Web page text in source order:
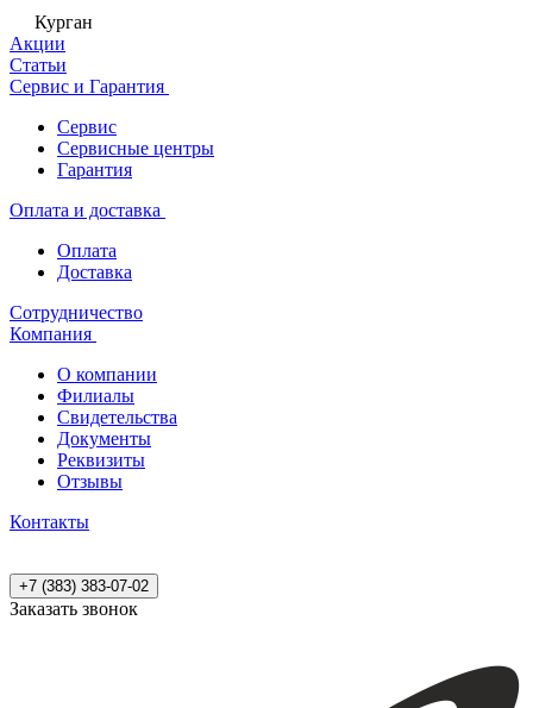
Курган
Акции
Статьи
Сервис и Гарантия
Сервис
Сервисные центры
Гарантия
Оплата и доставка
Оплата
Доставка
Сотрудничество
Компания
О компании
Филиалы
Свидетельства
Документы
Реквизиты
Отзывы
Контакты
+7 (383) 383-07-02
Заказать звонок